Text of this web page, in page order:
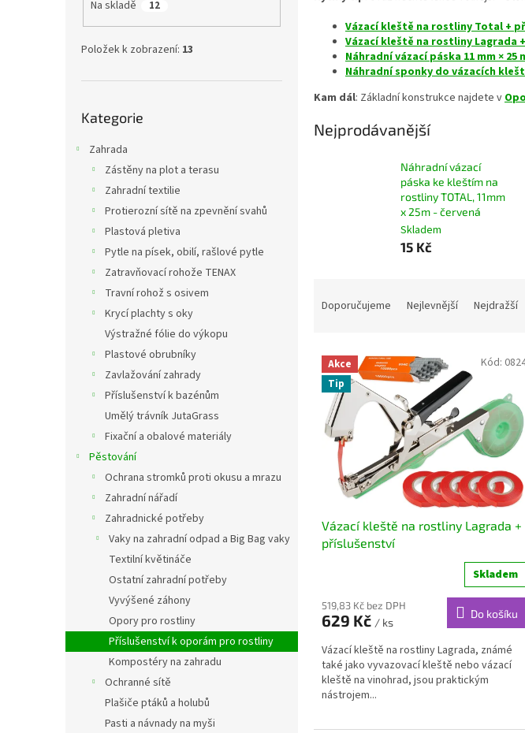
Na skladě 12
Položek k zobrazení: 13
kategorie
Kategorie
Zahrada
Zástěny na plot a terasu
Zahradní textilie
Protierozní sítě na zpevnění svahů
Plastová pletiva
Pytle na písek, obilí, rašlové pytle
Zatravňovací rohože TENAX
Travní rohož s osivem
Krycí plachty s oky
Výstražné fólie do výkopu
Plastové obrubníky
Zavlažování zahrady
Příslušenství k bazénům
Umělý trávník JutaGrass
Fixační a obalové materiály
Pěstování
Ochrana stromků proti okusu a mrazu
Zahradní nářadí
Zahradnické potřeby
Vaky na zahradní odpad a Big Bag vaky
Textilní květináče
Ostatní zahradní potřeby
Vyvýšené záhony
Opory pro rostliny
Příslušenství k oporám pro rostliny
Kompostéry na zahradu
Ochranné sítě
Plašiče ptáků a holubů
Pasti a návnady na myši
Vázací kleště na rostliny Total +
Vázací kleště na rostliny Lagrada
Náhradní vázací páska 11 mm × 25
Náhradní sponky do vázacích
Kam dál: Základní konstrukce najdete v
Nejprodávanější
Náhradní vázací
páska ke kleštím na
rostliny TOTAL, 11mm
x 25m - červená
Skladem
15 Kč
n
p
Doporučujeme Nejlevnější Nejdražší
V
p
Akce
Tip
Vázací kleště na rostliny Lagrada +
příslušenství
Skladem
519,83 Kč bez DPH
629 Kč / ks
Do košíku
Vázací kleště na rostliny Lagrada, známé
také jako vyvazovací kleště nebo vázací
kleště na vinohrad, jsou praktickým
nástrojem...
Kód: